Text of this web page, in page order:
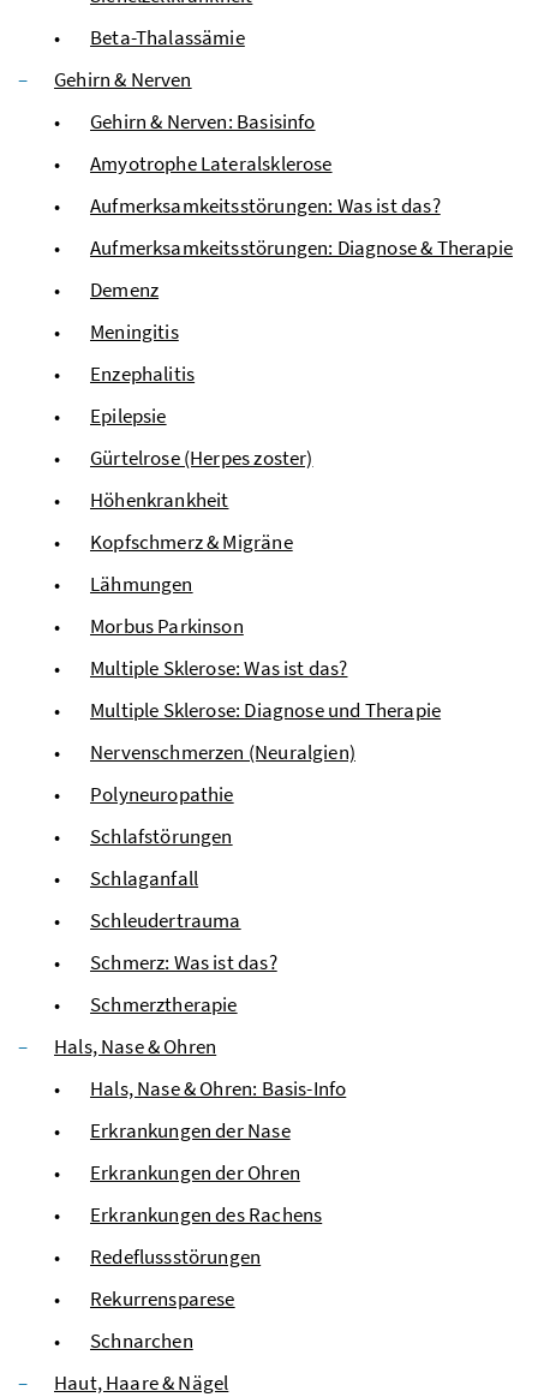
Beta-Thalassämie
Gehirn & Nerven
Gehirn & Nerven: Basisinfo
Amyotrophe Lateralsklerose
Aufmerksamkeitsstörungen: Was ist das?
Aufmerksamkeitsstörungen: Diagnose & Therapie
Demenz
Meningitis
Enzephalitis
Epilepsie
Gürtelrose (Herpes zoster)
Höhenkrankheit
Kopfschmerz & Migräne
Lähmungen
Morbus Parkinson
Multiple Sklerose: Was ist das?
Multiple Sklerose: Diagnose und Therapie
Nervenschmerzen (Neuralgien)
Polyneuropathie
Schlafstörungen
Schlaganfall
Schleudertrauma
Schmerz: Was ist das?
Schmerztherapie
Hals, Nase & Ohren
Hals, Nase & Ohren: Basis-Info
Erkrankungen der Nase
Erkrankungen der Ohren
Erkrankungen des Rachens
Redeflussstörungen
Rekurrensparese
Schnarchen
Haut, Haare & Nägel